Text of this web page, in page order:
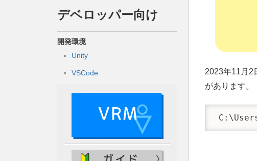
デベロッパー向け
開発環境
Unity
VSCode
2023年11月2
があります。